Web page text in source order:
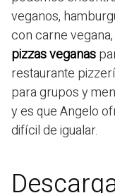
veganos,
con carne
pizzas veganas
restaurante
para grupos y
y es que Angelo
difícil de igualar.